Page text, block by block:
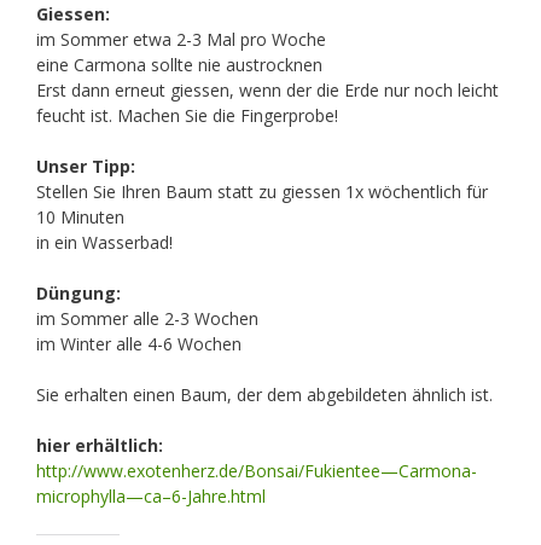
Giessen:
im Sommer etwa 2-3 Mal pro Woche
eine Carmona sollte nie austrocknen
Erst dann erneut giessen, wenn der die Erde nur noch leicht
feucht ist. Machen Sie die Fingerprobe!
Unser Tipp:
Stellen Sie Ihren Baum statt zu giessen 1x wöchentlich für
10 Minuten
in ein Wasserbad!
Düngung:
im Sommer alle 2-3 Wochen
im Winter alle 4-6 Wochen
Sie erhalten einen Baum, der dem abgebildeten ähnlich ist.
hier erhältlich:
http://www.exotenherz.de/Bonsai/Fukientee—Carmona-
microphylla—ca–6-Jahre.html